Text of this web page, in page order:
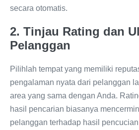
secara otomatis.
2. Tinjau Rating dan
Pelanggan
Pilihlah tempat yang memiliki
pengalaman nyata dari pelanggan
area yang sama dengan Anda.
hasil pencarian biasanya
pelanggan terhadap hasil